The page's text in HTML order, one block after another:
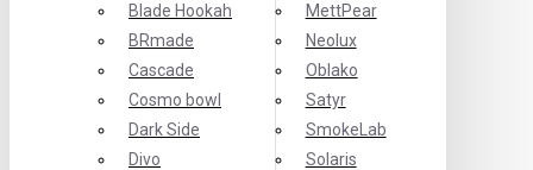
Blade Hookah
BRmade
Cascade
Cosmo bowl
Dark Side
Divo
MettPear
Neolux
Oblako
Satyr
SmokeLab
Solaris